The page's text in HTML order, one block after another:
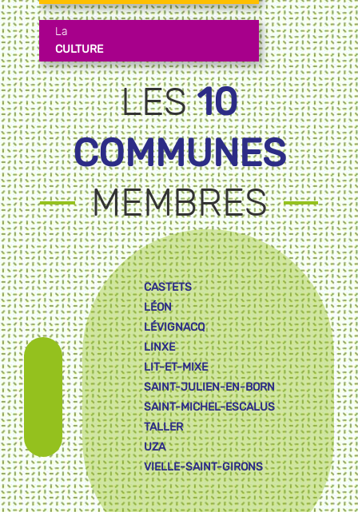
La
CULTURE
LES10
COMMUNES
MEMBRES
CASTETS
LÉON
LÉVIGNACQ
LINXE
LIT-ET-MIXE
SAINT-JULIEN-EN-BORN
SAINT-MICHEL-ESCALUS
TALLER
UZA
VIELLE-SAINT-GIRONS